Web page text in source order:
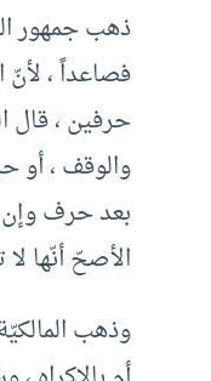
ذهب جمهور
فصاعداً ،
حرفين ، قال
والوقف ، أو
بعد حرف وإن
الأصحّ أنّها
وذهب